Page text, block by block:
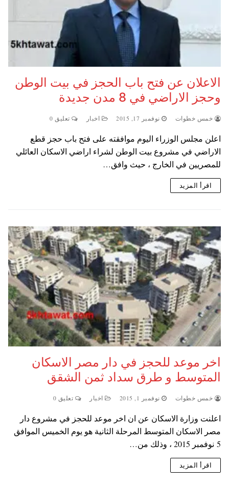
الاعلان عن فتح باب الحجز في بيت الوطن
وحجز الاراضي في 8 مدن جديدة
خمس خطوات نوفمبر 17, 2015 اخبار تعليق 0
اعلن مجلس الوزراء اليوم موافقته على فتح باب حجز قطع
الاراضي في مشروع بيت الوطن لشراء اراضي الاسكان العائلي
للمصريين في الخارج ، حيث وافق…
اقرأ المزيد
اخر موعد للحجز في دار مصر الاسكان
المتوسط و طرق سداد ثمن الشقق
خمس خطوات نوفمبر 1, 2015 اخبار تعليق 0
اعلنت وزارة الاسكان عن ان اخر موعد للحجز في مشروع دار
مصر الاسكان المتوسط المرحلة الثانية هو يوم الخميس الموافق
5 نوفمبر 2015 ، وذلك من…
اقرأ المزيد